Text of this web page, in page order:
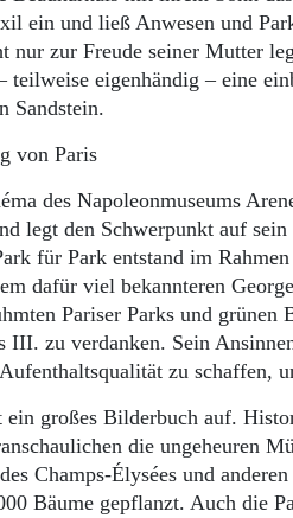
ein und ließ Anwesen und
zur Freude seiner Mutter
teilweise eigenhändig – eine
Sandstein.
von Paris
des Napoleonmuseums
legt den Schwerpunkt auf
für Park entstand im
dafür viel bekannteren
Pariser Parks und
III. zu verdanken. Sein
zu schaffen,
großes Bilderbuch auf.
die ungeheuren
Champs-Élysées und
Bäume gepflanzt. Auch die